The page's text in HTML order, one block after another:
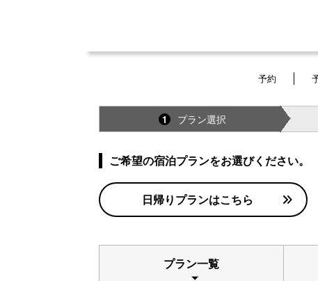
予約
1 プラン選択
ご希望の宿泊プランをお選びください。
日帰りプランはこちら
プラン一覧